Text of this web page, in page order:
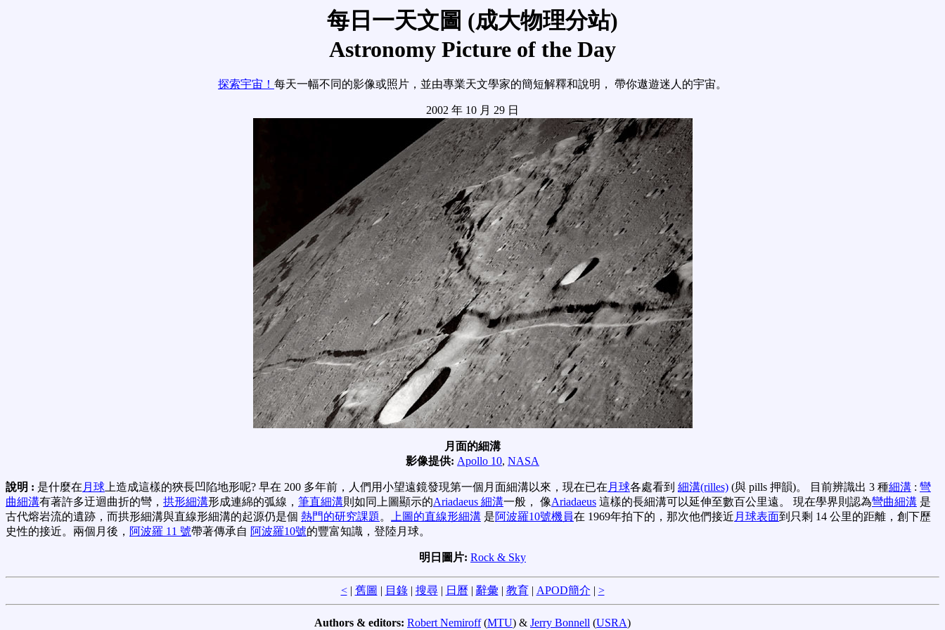
每日一天文圖 (成大物理分站)
Astronomy Picture of the Day
探索宇宙！ 每天一幅不同的影像或照片，並由專業天文學家的簡短解釋和說明， 帶你遨遊迷人的宇宙。
2002 年 10 月 29 日
月面的細溝
影像提供: Apollo 10, NASA
說明 : 是什麼在月球上造成這樣的狹長凹陷地形呢? 早在 200 多年前，人們用小望遠鏡發現第一個月面細溝以來，現在已在月球各處看到 細溝(rilles) (與 pills 押韻)。 目前辨識出 3 種細溝 : 彎
曲細溝有著許多迂迴曲折的彎， 拱形細溝形成連綿的弧線， 筆直細溝則如同上圖顯示的Ariadaeus 細溝一般， 像Ariadaeus 這樣的長細溝可以延伸至數百公里遠。 現在學界則認為彎曲細溝 是
古代熔岩流的遺跡，而拱形細溝與直線形細溝的起源仍是個 熱門的研究課題。 上圖的直線形細溝 是阿波羅10號機員在 1969年拍下的，那次他們接近月球表面到只剩 14 公里的距離，創下歷
史性的接近。兩個月後， 阿波羅 11 號帶著傳承自 阿波羅10號的豐富知識，登陸月球。
明日圖片: Rock & Sky
<| 舊圖 | 目錄| 搜尋| 日曆 | 辭彙 | 教育| APOD簡介 | >
Authors & editors: Robert Nemiroff(MTU) & Jerry Bonnell (USRA)